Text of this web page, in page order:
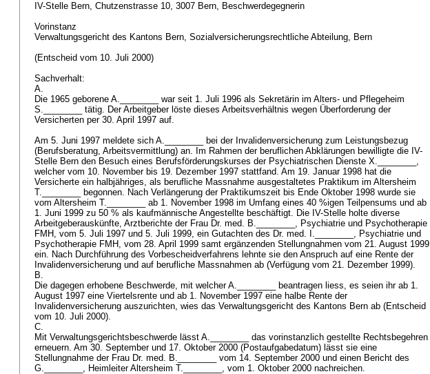
IV-Stelle Bern, Chutzenstrasse 10, 3007 Bern, Beschwerdegegnerin
Vorinstanz
Verwaltungsgericht des Kantons Bern, Sozialversicherungsrechtliche Abteilung, Bern
(Entscheid vom 10. Juli 2000)
Sachverhalt:
A.
Die 1965 geborene A.________ war seit 1. Juli 1996 als Sekretärin im Alters- und Pflegeheim
S.________ tätig. Der Arbeitgeber löste dieses Arbeitsverhältnis wegen Überforderung der
Versicherten per 30. April 1997 auf.
Am 5. Juni 1997 meldete sich A.________ bei der Invalidenversicherung zum Leistungsbezug
(Berufsberatung, Arbeitsvermittlung) an. Im Rahmen der beruflichen Abklärungen bewilligte die IV-
Stelle Bern den Besuch eines Berufsförderungskurses der Psychiatrischen Dienste X.________,
welcher vom 10. November bis 19. Dezember 1997 stattfand. Am 19. Januar 1998 hat die
Versicherte ein halbjähriges, als berufliche Massnahme ausgestaltetes Praktikum im Altersheim
T.________ begonnen. Nach Verlängerung der Praktikumszeit bis Ende Oktober 1998 wurde sie
vom Altersheim T.________ ab 1. November 1998 im Umfang eines 40 %igen Teilpensums und ab
1. Juni 1999 zu 50 % als kaufmännische Angestellte beschäftigt. Die IV-Stelle holte diverse
Arbeitgeberauskünfte, Arztberichte der Frau Dr. med. B.________, Psychiatrie und Psychotherapie
FMH, vom 5. Juli 1997 und 5. Juli 1999, ein Gutachten des Dr. med. I.________, Psychiatrie und
Psychotherapie FMH, vom 28. April 1999 samt ergänzenden Stellungnahmen vom 21. August 1999
ein. Nach Durchführung des Vorbescheidverfahrens lehnte sie den Anspruch auf eine Rente der
Invalidenversicherung und auf berufliche Massnahmen ab (Verfügung vom 21. Dezember 1999).
B.
Die dagegen erhobene Beschwerde, mit welcher A.________ beantragen liess, es seien ihr ab 1.
August 1997 eine Viertelsrente und ab 1. November 1997 eine halbe Rente der
Invalidenversicherung auszurichten, wies das Verwaltungsgericht des Kantons Bern ab (Entscheid
vom 10. Juli 2000).
C.
Mit Verwaltungsgerichtsbeschwerde lässt A.________ das vorinstanzlich gestellte Rechtsbegehren
erneuern. Am 30. September und 17. Oktober 2000 (Postaufgabedatum) lässt sie eine
Stellungnahme der Frau Dr. med. B.________ vom 14. September 2000 und einen Bericht des
G.________, Heimleiter Altersheim T.________, vom 1. Oktober 2000 nachreichen.